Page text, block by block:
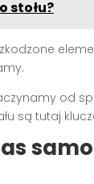
stołu?
od
są tutaj